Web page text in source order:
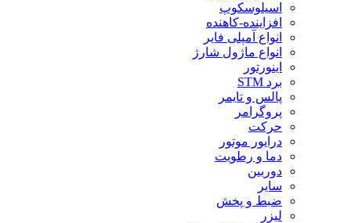
اسیلوسکوپ
افزاینده-کاهنده
انواع آمپلی فایر
انواع ماژول شارژ
اینورتور
برد STM
پالس و تایمر
پروگرامر
حرکت
درایور موتور
دما و رطویت
دوربین
سایر
ضبط و پخش
لیزر